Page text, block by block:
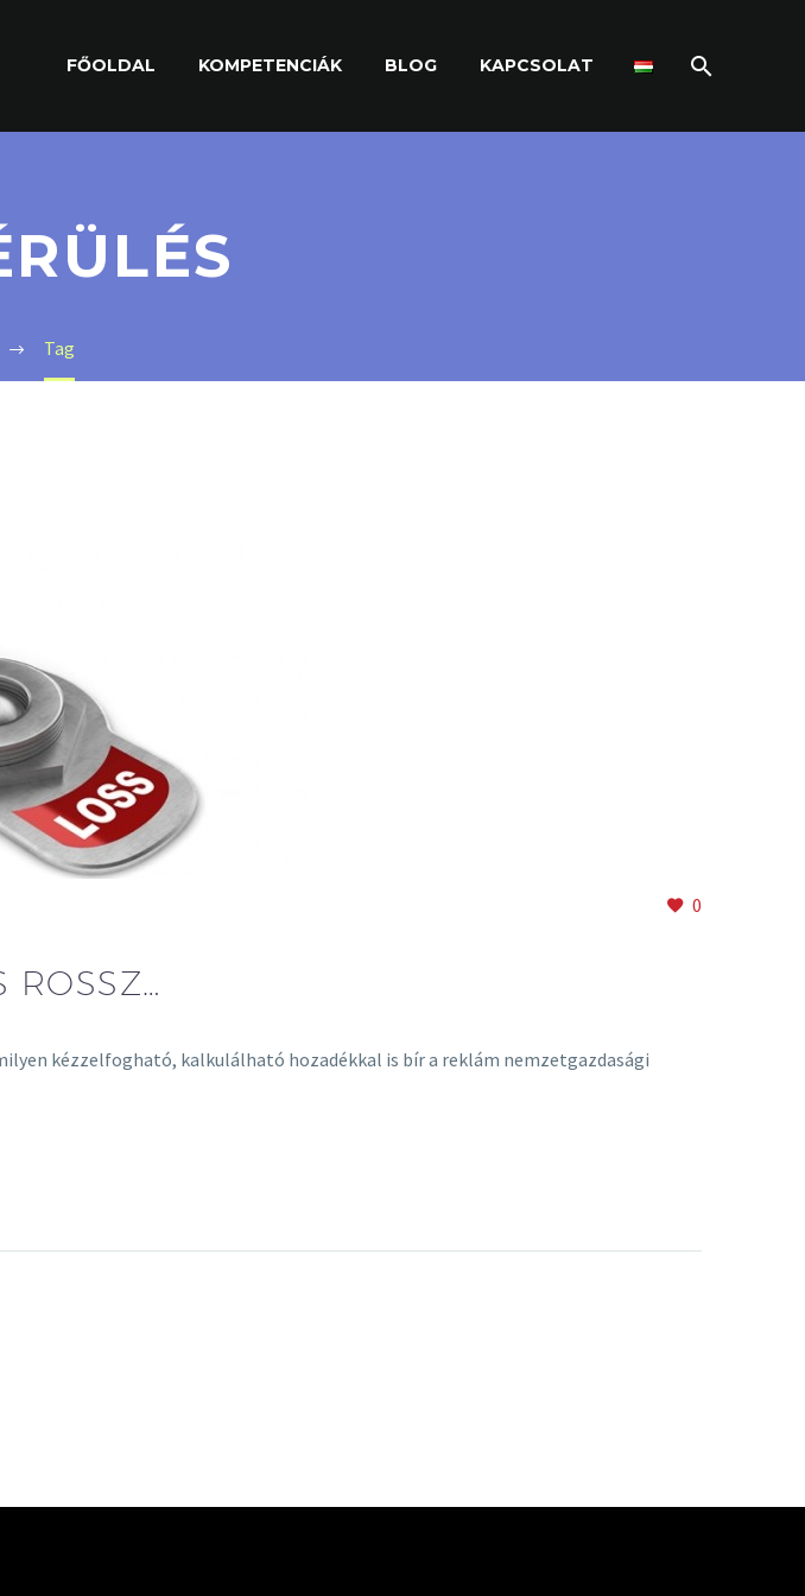
FŐOLDAL KOMPETENCIÁK BLOG KAPCSOLAT
Tag
0
ROSSZ…
kézzelfogható, kalkulálható hozadékkal is bír a reklám nemzetgazdasági